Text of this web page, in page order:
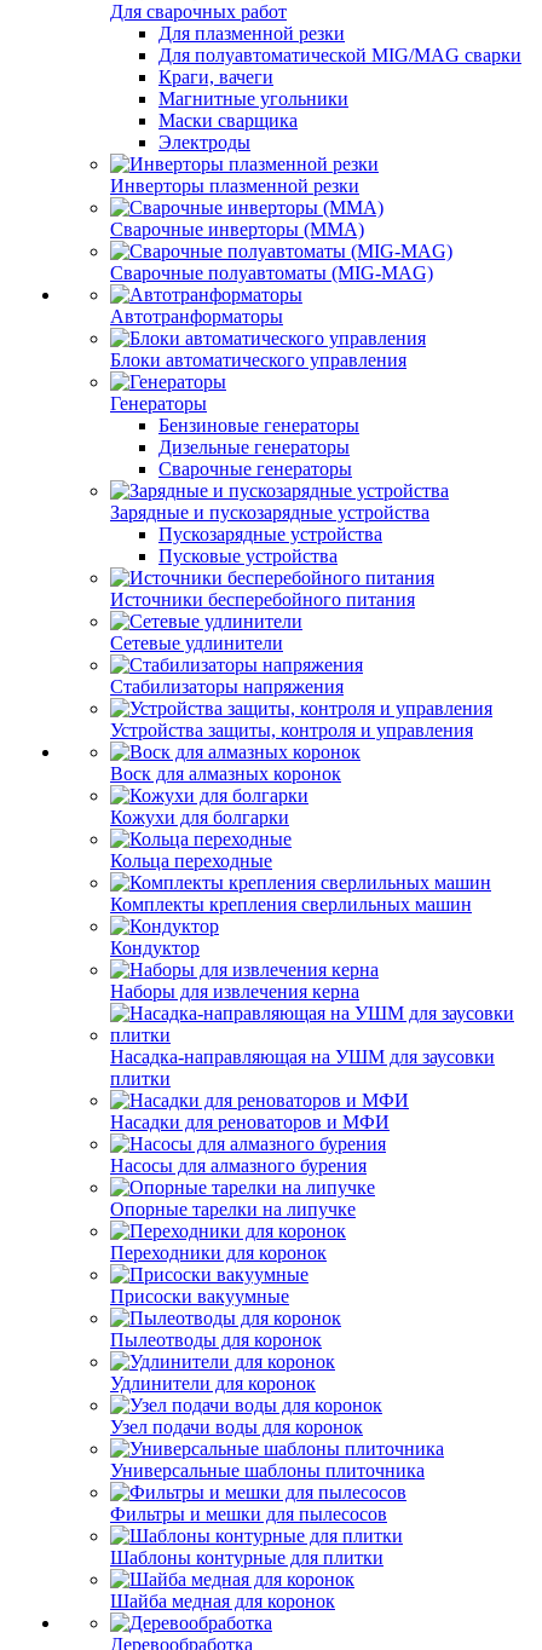
Для сварочных работ
Для плазменной резки
Для полуавтоматической MIG/MAG сварки
Краги, вачеги
Магнитные угольники
Маски сварщика
Электроды
Инверторы плазменной резки
Сварочные инверторы (MMA)
Сварочные полуавтоматы (MIG-MAG)
Автотранформаторы
Блоки автоматического управления
Генераторы
Бензиновые генераторы
Дизельные генераторы
Сварочные генераторы
Зарядные и пускозарядные устройства
Пускозарядные устройства
Пусковые устройства
Источники бесперебойного питания
Сетевые удлинители
Стабилизаторы напряжения
Устройства защиты, контроля и управления
Воск для алмазных коронок
Кожухи для болгарки
Кольца переходные
Комплекты крепления сверлильных машин
Кондуктор
Наборы для извлечения керна
Насадка-направляющая на УШМ для заусовки
плитки
Насадки для реноваторов и МФИ
Насосы для алмазного бурения
Опорные тарелки на липучке
Переходники для коронок
Присоски вакуумные
Пылеотводы для коронок
Удлинители для коронок
Узел подачи воды для коронок
Универсальные шаблоны плиточника
Фильтры и мешки для пылесосов
Шаблоны контурные для плитки
Шайба медная для коронок
Деревообработка